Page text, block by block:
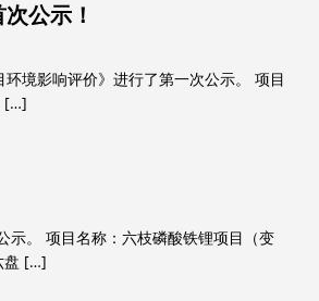
公示！
境影响评价》进行了第一次公示。 项目
[…]
示。 项目名称：六枝磷酸铁锂项目（变
[…]